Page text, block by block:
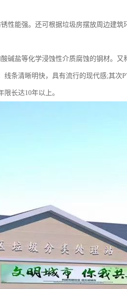
性能强。还可根据垃圾房摆放周边建筑
碱盐等化学浸蚀性介质腐蚀的钢材。又
条清晰明快，具有流行的现代感;其次
长达10年以上。